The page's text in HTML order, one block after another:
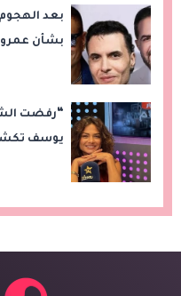
بعد
بشأن عمرو
“رفضت
يوسف